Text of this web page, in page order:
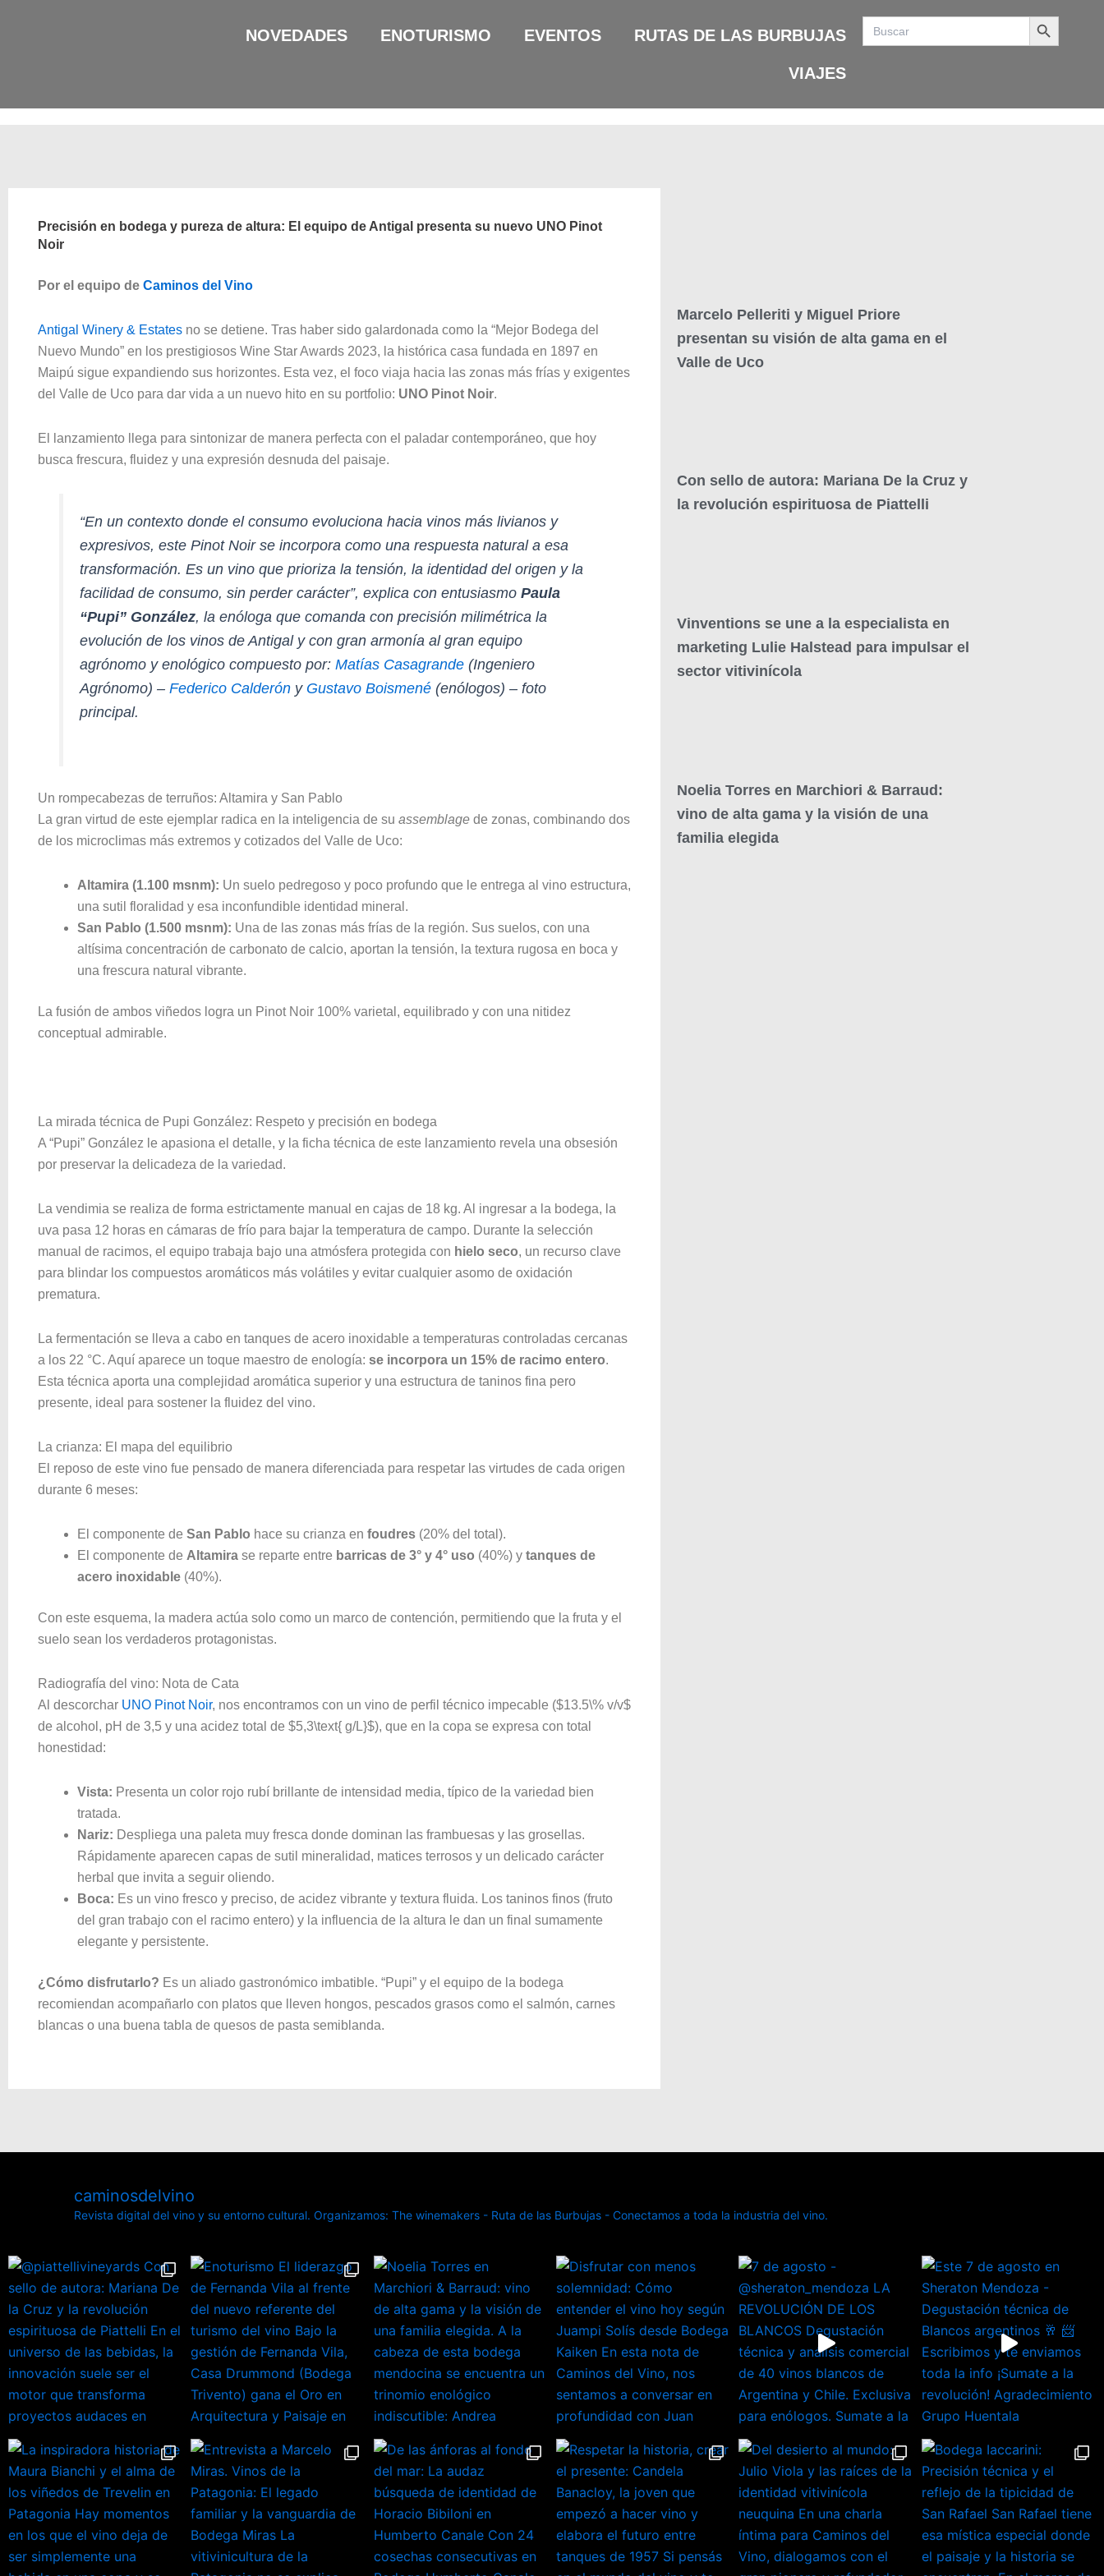
NOVEDADES ENOTURISMO EVENTOS RUTAS DE LAS BURBUJAS
VIAJES
Search
for:
Search Button
Precisión en bodega y pureza de altura: El equipo de Antigal presenta su nuevo UNO Pinot
Noir
Por el equipo de Caminos del Vino
Antigal Winery & Estatesno se detiene. Tras haber sido galardonada como la “Mejor Bodega del
Nuevo Mundo” en los prestigiosos Wine Star Awards 2023, la histórica casa fundada en 1897 en
Maipú sigue expandiendo sus horizontes. Esta vez, el foco viaja hacia las zonas más frías y exigentes
del Valle de Uco para dar vida a un nuevo hito en su portfolio: UNO Pinot Noir.
El lanzamiento llega para sintonizar de manera perfecta con el paladar contemporáneo, que hoy
busca frescura, fluidez y una expresión desnuda del paisaje.
“En un contexto donde el consumo evoluciona hacia vinos más livianos y
expresivos, este Pinot Noir se incorpora como una respuesta natural a esa
transformación. Es un vino que prioriza la tensión, la identidad del origen y la
facilidad de consumo, sin perder carácter”, explica con entusiasmoPaula
“Pupi” González, la enóloga que comanda con precisión milimétrica la
evolución de los vinos de Antigal y con gran armonía al gran equipo
agrónomo y enológico compuesto por:Matías Casagrande (Ingeniero
Agrónomo) –Federico Calderón y Gustavo Boismené (enólogos) – foto
principal.
Un rompecabezas de terruños: Altamira y San Pablo
La gran virtud de este ejemplar radica en la inteligencia de su assemblagede zonas, combinando dos
de los microclimas más extremos y cotizados del Valle de Uco:
Altamira (1.100 msnm): Un suelo pedregoso y poco profundo que le entrega al vino estructura,
una sutil floralidad y esa inconfundible identidad mineral.
San Pablo (1.500 msnm): Una de las zonas más frías de la región. Sus suelos, con una
altísima concentración de carbonato de calcio, aportan la tensión, la textura rugosa en boca y
una frescura natural vibrante.
La fusión de ambos viñedos logra un Pinot Noir 100% varietal, equilibrado y con una nitidez
conceptual admirable.
La mirada técnica de Pupi González: Respeto y precisión en bodega
A “Pupi” González le apasiona el detalle, y la ficha técnica de este lanzamiento revela una obsesión
por preservar la delicadeza de la variedad.
La vendimia se realiza de forma estrictamente manual en cajas de 18 kg. Al ingresar a la bodega, la
uva pasa 12 horas en cámaras de frío para bajar la temperatura de campo. Durante la selección
manual de racimos, el equipo trabaja bajo una atmósfera protegida con hielo seco, un recurso clave
para blindar los compuestos aromáticos más volátiles y evitar cualquier asomo de oxidación
prematura.
La fermentación se lleva a cabo en tanques de acero inoxidable a temperaturas controladas cercanas
a los 22 °C. Aquí aparece un toque maestro de enología: se incorpora un 15% de racimo entero.
Esta técnica aporta una complejidad aromática superior y una estructura de taninos fina pero
presente, ideal para sostener la fluidez del vino.
La crianza: El mapa del equilibrio
El reposo de este vino fue pensado de manera diferenciada para respetar las virtudes de cada origen
durante 6 meses:
El componente de San Pablo hace su crianza en foudres(20% del total).
El componente de Altamirase reparte entre barricas de 3° y 4° uso (40%) y tanques de
acero inoxidable(40%).
Con este esquema, la madera actúa solo como un marco de contención, permitiendo que la fruta y el
suelo sean los verdaderos protagonistas.
Radiografía del vino: Nota de Cata
Al descorchar UNO Pinot Noir, nos encontramos con un vino de perfil técnico impecable ($13.5\% v/v$
de alcohol, pH de 3,5 y una acidez total de $5,3\text{ g/L}$), que en la copa se expresa con total
honestidad:
Vista: Presenta un color rojo rubí brillante de intensidad media, típico de la variedad bien
tratada.
Nariz: Despliega una paleta muy fresca donde dominan las frambuesas y las grosellas.
Rápidamente aparecen capas de sutil mineralidad, matices terrosos y un delicado carácter
herbal que invita a seguir oliendo.
Boca: Es un vino fresco y preciso, de acidez vibrante y textura fluida. Los taninos finos (fruto
del gran trabajo con el racimo entero) y la influencia de la altura le dan un final sumamente
elegante y persistente.
¿Cómo disfrutarlo? Es un aliado gastronómico imbatible. “Pupi” y el equipo de la bodega
recomiendan acompañarlo con platos que lleven hongos, pescados grasos como el salmón, carnes
blancas o una buena tabla de quesos de pasta semiblanda.
Marcelo Pelleriti y Miguel Priore
presentan su visión de alta gama en el
Valle de Uco
Con sello de autora: Mariana De la Cruz y
la revolución espirituosa de Piattelli
Vinventions se une a la especialista en
marketing Lulie Halstead para impulsar el
sector vitivinícola
Noelia Torres en Marchiori & Barraud:
vino de alta gama y la visión de una
familia elegida
caminosdelvino
Revista digital del vino y su entorno cultural. Organizamos: The winemakers - Ruta de las Burbujas - Conectamos a toda la industria del vino.